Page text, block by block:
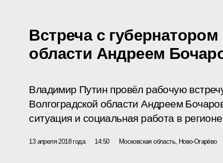
Встреча с
области Андреем
Владимир Путин провёл рабочую
Волгоградской области Андреем
ситуация и социальная работа в
13 апреля 2018 года 14:50 Московская область, Ново-Огарёво